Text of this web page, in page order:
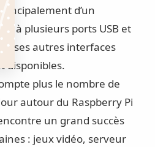
d’un
à plusieurs ports USB et
autres interfaces
disponibles.
plus le nombre de
autour du Raspberry Pi
un grand succès
: jeux vidéo, serveur